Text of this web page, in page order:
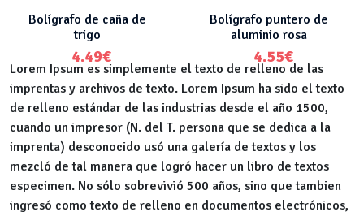
Bolígrafo de caña de
trigo
4.49€
Bolígrafo puntero de
aluminio rosa
4.55€
Lorem Ipsum es simplemente el texto de relleno de las
imprentas y archivos de texto. Lorem Ipsum ha sido el texto
de relleno estándar de las industrias desde el año 1500,
cuando un impresor (N. del T. persona que se dedica a la
imprenta) desconocido usó una galería de textos y los
mezcló de tal manera que logró hacer un libro de textos
especimen. No sólo sobrevivió 500 años, sino que tambien
ingresó como texto de relleno en documentos electrónicos,